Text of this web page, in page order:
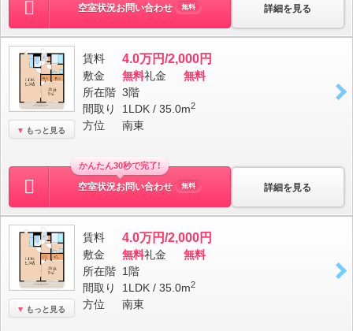
詳細を見る
空室状況お問い合わせ 無料
もっと見る
賃料 4.0万円/2,000円
敷金 無料礼金
無料
所在階 3階
間取り
1LDK / 35.0m2
方位 南東
詳細を見る
かんたん30秒で完了!
空室状況お問い合わせ 無料
もっと見る
賃料 4.0万円/2,000円
敷金 無料礼金
無料
所在階 1階
間取り
1LDK / 35.0m2
方位 南東